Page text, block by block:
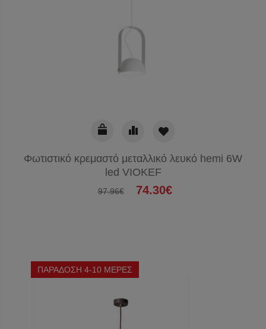
Φωτιστικό κρεμαστό μεταλλικό λευκό hemi 6W
led VIOKEF
97.96€ 74.30€
ΠΑΡΑΔΟΣΗ 4-10 ΜΕΡΕΣ